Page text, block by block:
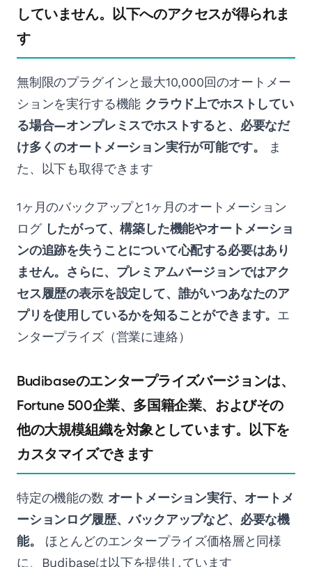
していません。以下へのアクセスが得られま
す
無制限のプラグインと最大10,000回のオートメー
ションを実行する機能 クラウド上でホストしてい
る場合—オンプレミスでホストすると、必要なだ
け多くのオートメーション実行が可能です。
ま
た、以下も取得できます
1ヶ月のバックアップと1ヶ月のオートメーション
ログ したがって、構築した機能やオートメーショ
ンの追跡を失うことについて心配する必要はあり
ません。さらに、プレミアムバージョンではアク
セス履歴の表示を設定して、誰がいつあなたのア
プリを使用しているかを知ることができます。 エ
ンタープライズ（営業に連絡）
Budibaseのエンタープライズバージョンは、
Fortune 500企業、多国籍企業、およびその
他の大規模組織を対象としています。以下を
カスタマイズできます
特定の機能の数 オートメーション実行、オートメ
ーションログ履歴、バックアップなど、必要な機
能。
ほとんどのエンタープライズ価格層と同様
に、Budibaseは以下を提供しています